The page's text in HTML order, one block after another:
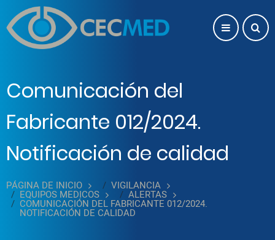
Pasar al contenido principal
Comunicación del
Fabricante 012/2024.
Notificación de calidad
PÁGINA DE INICIO VIGILANCIA
EQUIPOS MEDICOS ALERTAS
COMUNICACIÓN DEL FABRICANTE 012/2024.
NOTIFICACIÓN DE CALIDAD